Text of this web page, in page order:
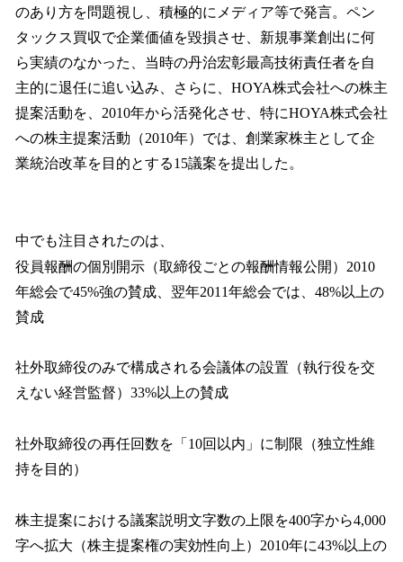
のあり方を問題視し、積極的にメディア等で発言。ペン
タックス買収で企業価値を毀損させ、新規事業創出に何
ら実績のなかった、当時の丹治宏彰最高技術責任者を自
主的に退任に追い込み、さらに、HOYA株式会社への株主
提案活動を、2010年から活発化させ、特にHOYA株式会社
への株主提案活動（2010年）では、創業家株主として企
業統治改革を目的とする15議案を提出した。
中でも注目されたのは、
役員報酬の個別開示（取締役ごとの報酬情報公開）2010
年総会で45%強の賛成、翌年2011年総会では、48%以上の
賛成
社外取締役のみで構成される会議体の設置（執行役を交
えない経営監督）33%以上の賛成
社外取締役の再任回数を「10回以内」に制限（独立性維
持を目的）
株主提案における議案説明文字数の上限を400字から4,000
字へ拡大（株主提案権の実効性向上）2010年に43%以上の